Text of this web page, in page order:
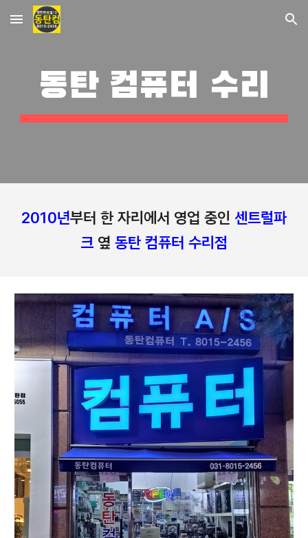
Skip to main content Skip to navigation
동탄 컴퓨터 수리
2010년부터 한 자리에서 영업 중인 센트럴파
크 옆 동탄 컴퓨터 수리점